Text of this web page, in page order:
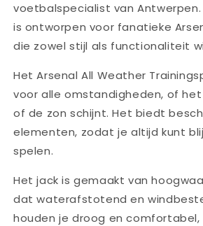
voetbalspecialist van
is ontworpen voor fanatieke
die zowel stijl als functionaliteit
Het Arsenal All Weather
voor alle omstandigheden, of
of de zon schijnt. Het biedt
elementen, zodat je altijd kunt
spelen.
Het jack is gemaakt van
dat waterafstotend en
houden je droog en comfortabel,